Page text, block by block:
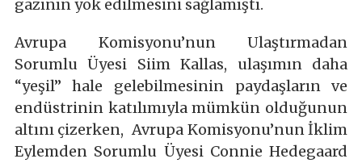
gazının yok edilmesini sağlamıştı.
Avrupa Komisyonu’nun Ulaştırmadan
Sorumlu Üyesi Siim Kallas, ulaşımın daha
“yeşil” hale gelebilmesinin paydaşların ve
endüstrinin katılımıyla mümkün olduğunun
altını çizerken, Avrupa Komisyonu’nun İklim
Eylemden Sorumlu Üyesi Connie Hedegaard